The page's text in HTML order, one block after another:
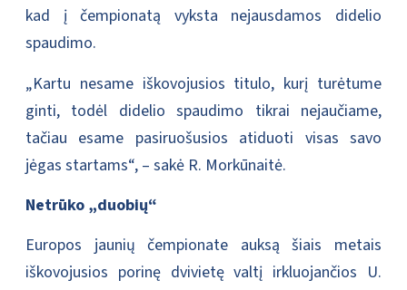
kad į čempionatą vyksta nejausdamos didelio
spaudimo.
„Kartu nesame iškovojusios titulo, kurį turėtume
ginti, todėl didelio spaudimo tikrai nejaučiame,
tačiau esame pasiruošusios atiduoti visas savo
jėgas startams“, – sakė R. Morkūnaitė.
Netrūko „duobių“
Europos jaunių čempionate auksą šiais metais
iškovojusios porinę dvivietę valtį irkluojančios U.